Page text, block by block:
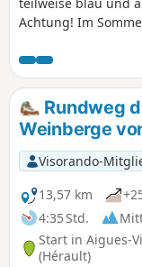
Hinweis im Reiter
Achtung! Im
größtenteils im
mitzunehmen und
Vergewissern Sie
keine Treibjagd
Rundweg
Weinberge
Visorando-
13,57 km
4:35 Std.
Start in Aigues-
(Hérault)